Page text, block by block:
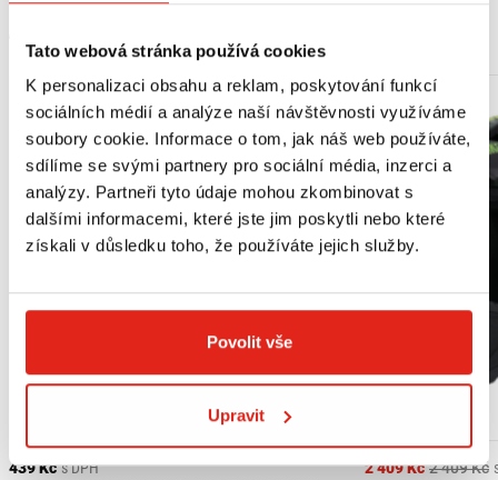
Tato webová stránka používá cookies
K personalizaci obsahu a reklam, poskytování funkcí
sociálních médií a analýze naší návštěvnosti využíváme
soubory cookie. Informace o tom, jak náš web používáte,
sdílíme se svými partnery pro sociální média, inzerci a
analýzy. Partneři tyto údaje mohou zkombinovat s
dalšími informacemi, které jste jim poskytli nebo které
získali v důsledku toho, že používáte jejich služby.
Povolit vše
Upravit
439 Kč s DPH
2 409 Kč
2 409 Kč